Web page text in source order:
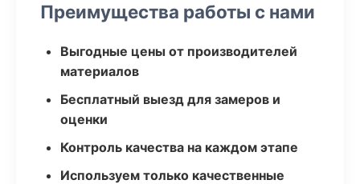
Преимущества работы с нами
Выгодные цены от производителей
материалов
Бесплатный выезд для замеров и
оценки
Контроль качества на каждом этапе
Используем только качественные